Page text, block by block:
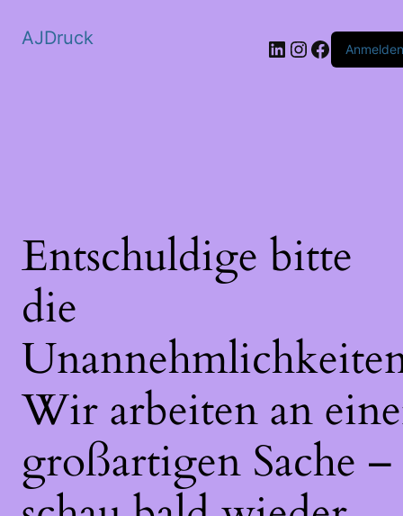
AJDruck LinkedIn
Instagram
Anmelden
Entschuldige bitte
die
Wir arbeiten an
großartigen Sache –